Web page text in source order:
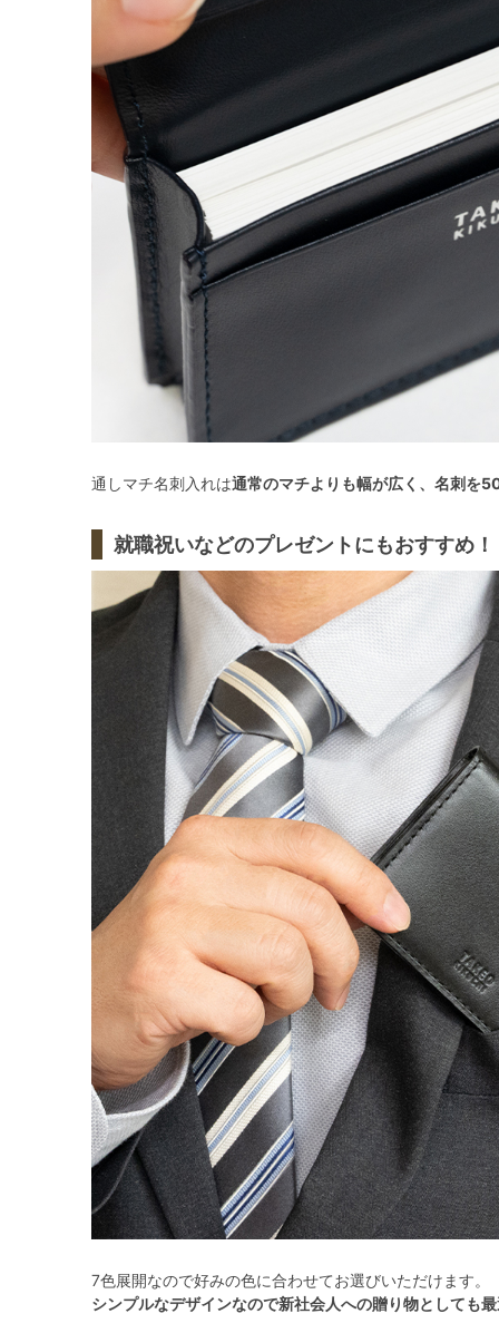
通しマチ名刺入れは通常のマチよりも幅が広く、名刺を
就職祝いなどのプレゼントにもおすすめ！
7色展開なので好みの色に合わせてお選びいただけます。
シンプルなデザインなので新社会人への贈り物としても